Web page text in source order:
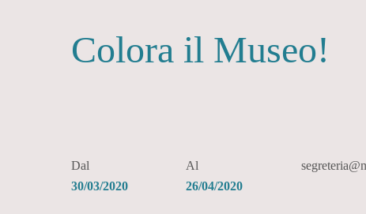
Colora il Museo!
Dal
30/03/2020
Al
26/04/2020